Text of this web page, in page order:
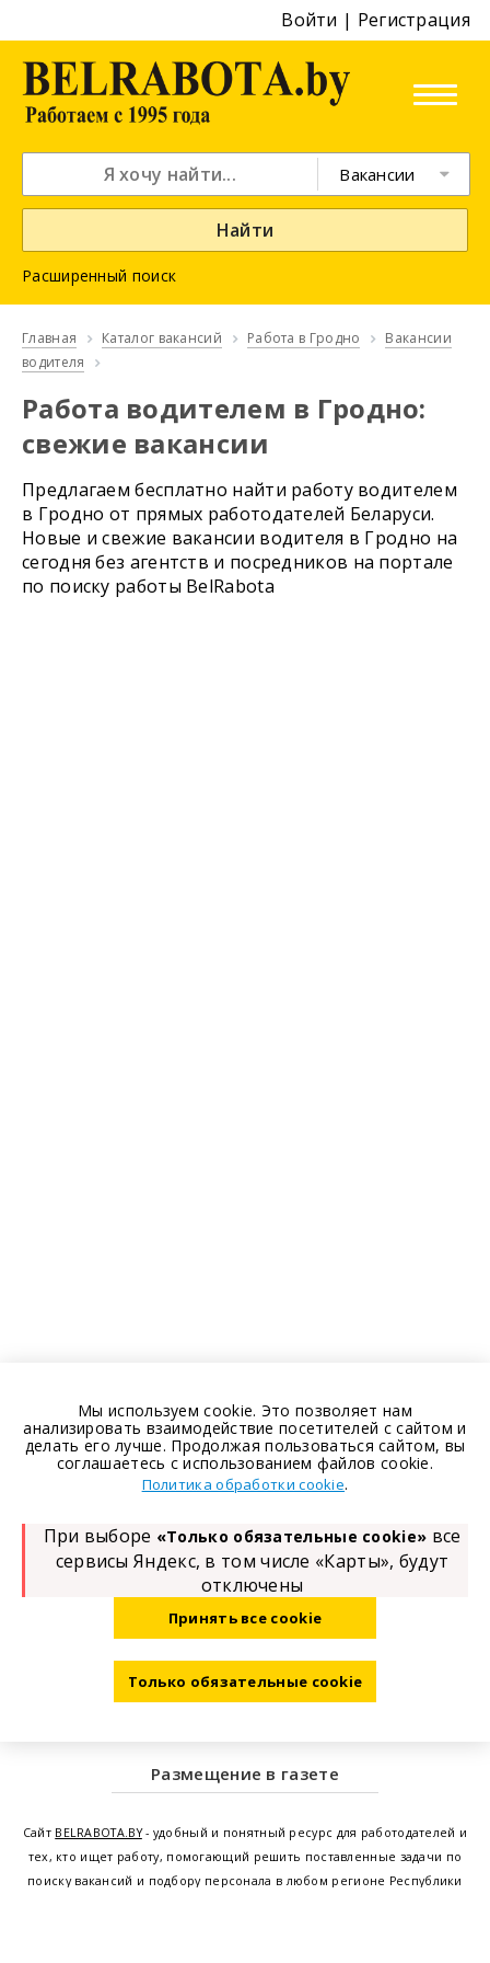
Войти | Регистрация
Вакансии
Найти
Расширенный поиск
Главная Каталог вакансий Работа в Гродно
Вакансии
водителя
Работа водителем в Гродно:
свежие вакансии
Предлагаем бесплатно найти работу водителем
в Гродно от прямых работодателей Беларуси.
Новые и свежие вакансии водителя в Гродно на
сегодня без агентств и посредников на портале
по поиску работы BelRabota
Размещение в газете
Сайт BELRABOTA.BY- удобный и понятный ресурс для работодателей и
тех, кто ищет работу, помогающий решить поставленные задачи по
поиску вакансий и подбору персонала в любом регионе Республики
Мы используем cookie. Это позволяет нам
анализировать взаимодействие посетителей с сайтом и
делать его лучше. Продолжая пользоваться сайтом, вы
соглашаетесь с использованием файлов cookie.
Политика обработки cookie.
При выборе «Только обязательные cookie» все
сервисы Яндекс, в том числе «Карты», будут
отключены
Принять все cookie
Только обязательные cookie